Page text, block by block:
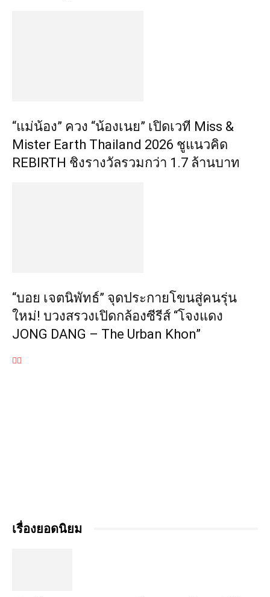
“แม่น้อง” ควง “น้องเนย” เปิดเวที Miss &
Mister Earth Thailand 2026 ชูแนวคิด
REBIRTH ชิงรางวัลรวมกว่า 1.7 ล้านบาท
“บอย เจตนิพัทธ์” จุดประกายโขนสู่คนรุ่น
ใหม่! บวงสรวงเปิดกล้องซีรีส์ “โจงแดง
JONG DANG – The Urban Khon”
เรื่องยอดนิยม